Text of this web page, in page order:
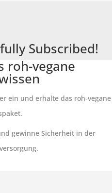
Subscribed!
roh-vegane
ein und erhalte das roh-vegane
gewinne Sicherheit in der